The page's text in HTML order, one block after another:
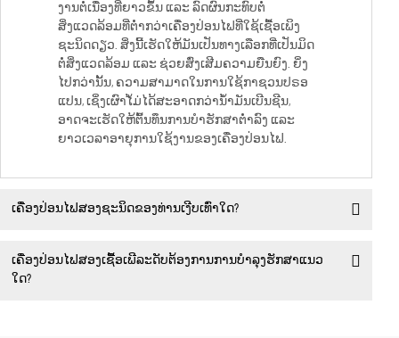
ງານຕໍ່ເນື່ອງທີ່ຍາວຂຶ້ນ ແລະ ລົດຜົນກະທົບຕໍ່
ສິ່ງແວດລ້ອມທີ່ຕ່ຳກວ່າເຄື່ອງປ່ອນໄຟທີ່ໃຊ້ເຊື້ອເພິງ
ຊະນິດດຽວ. ສິ່ງນີ້ເຮັດໃຫ້ມັນເປັນທາງເລືອກທີ່ເປັນມິດ
ຕໍ່ສິ່ງແວດລ້ອມ ແລະ ຊ່ວຍສົ່ງເສີມຄວາມຍືນຍົງ. ຍິ່ງ
ໄປກວ່ານັ້ນ, ຄວາມສາມາດໃນການໃຊ້ກາຊວນປຣອ
ແປນ, ເຊິ່ງເຜົາໄ້ມ່ໄດ້ສະອາດກວ່ານ້ຳມັນເບີນຊີນ,
ອາດຈະເຮັດໃຫ້ຕົ້ນທຶນການບໍາຮັກສາຕ່ຳລົງ ແລະ
ຍາວເວລາອາຍຸການໃຊ້ງານຂອງເຄື່ອງປ່ອນໄຟ.
ເຄື່ອງປ່ອນໄຟສອງຊະນິດຂອງທ່ານເງີບເທົ່າໃດ?
ເຄື່ອງປ່ອນໄຟສອງເຊື້ອເພີລະດັບຕ້ອງການການບໍາລຸງຮັກສາແນວ
ໃດ?